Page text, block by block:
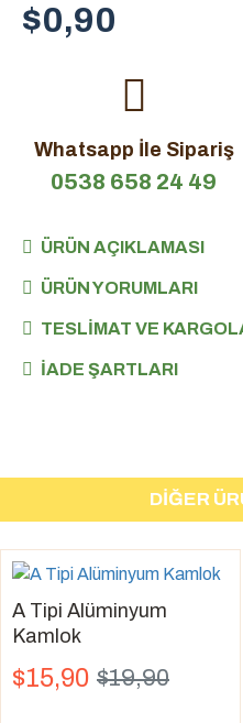
$0,90
Whatsapp İle Sipariş
0538 658 24 49
ÜRÜN AÇIKLAMASI
ÜRÜN YORUMLARI
TESLIMAT VE
İADE ŞARTLARI
DIĞER
A Tipi Alüminyum
Kamlok
$15,90 $19,90